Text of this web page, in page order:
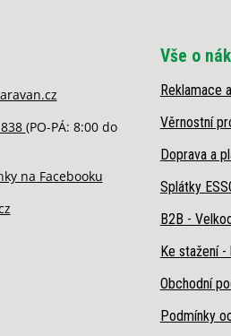
(PO-PÁ: 8:00 do
na Facebooku
Vše o
Reklamace
Věrnostní
Doprava a
Splátky
B2B -
Ke stažení
Obchodní
Podmínky